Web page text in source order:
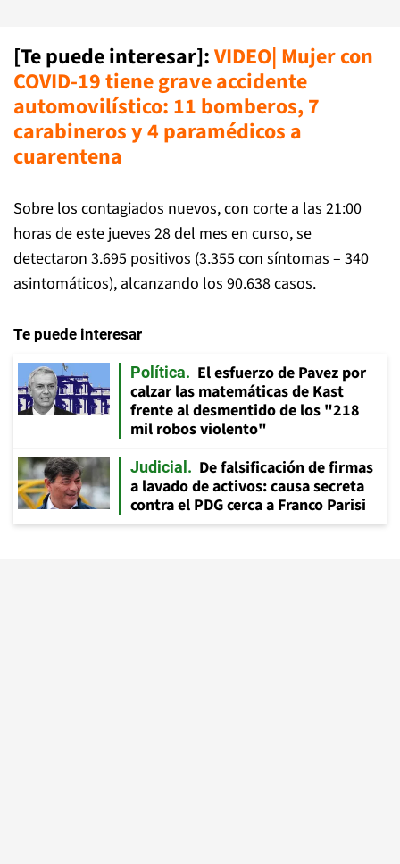
[Te puede interesar]:VIDEO| Mujer con
COVID-19 tiene grave accidente
automovilístico: 11 bomberos, 7
carabineros y 4 paramédicos a
cuarentena
Sobre los contagiados nuevos, con corte a las 21:00
horas de este jueves 28 del mes en curso, se
detectaron 3.695 positivos (3.355 con síntomas – 340
asintomáticos), alcanzando los 90.638 casos.
Te puede interesar
Política
El esfuerzo de Pavez por
calzar las matemáticas de Kast
frente al desmentido de los "218
mil robos violento"
Judicial
De falsificación de firmas
a lavado de activos: causa secreta
contra el PDG cerca a Franco Parisi